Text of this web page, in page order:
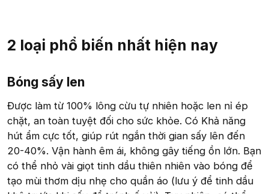
2 loại phổ biến nhất hiện nay​
Bóng sấy len​
Được làm từ 100% lông cừu tự nhiên hoặc len nỉ ép
chặt, an toàn tuyệt đối cho sức khỏe. Có Khả năng
hút ẩm cực tốt, giúp rút ngắn thời gian sấy lên đến
20-40%. Vận hành êm ái, không gây tiếng ồn lớn. Bạn
có thể nhỏ vài giọt tinh dầu thiên nhiên vào bóng để
tạo mùi thơm dịu nhẹ cho quần áo (lưu ý để tinh dầu